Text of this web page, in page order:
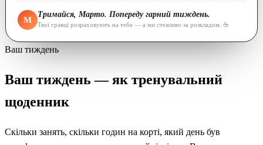
M Тримайся, Марто. Попереду гарний тиждень.
Твої гравці розраховують на тебе — а ми стежимо за розкладом. ☕
Ваш тиждень
Ваш тиждень — як тренувальний
щоденник
Скільки занять, скільки годин на корті, який день був